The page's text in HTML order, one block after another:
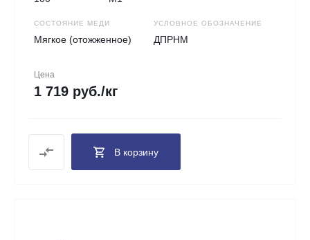
СОСТОЯНИЕ МЕДИ
Мягкое (отожженное)
УСЛОВНОЕ ОБОЗНАЧЕНИЕ
ДПРНМ
Цена
1 719 руб./кг
В корзину